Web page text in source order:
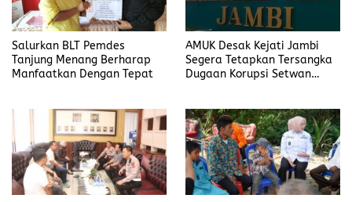
Salurkan BLT Pemdes
Tanjung Menang Berharap
Manfaatkan Dengan Tepat
AMUK Desak Kejati Jambi
Segera Tetapkan Tersangka
Dugaan Korupsi Setwan